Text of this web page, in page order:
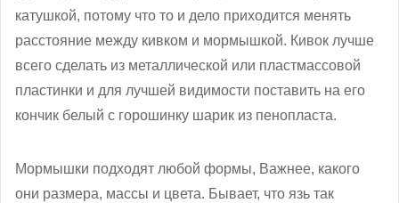
катушкой, потому что то и дело приходится менять
расстояние между кивком и мормышкой. Кивок лучше
всего сделать из металлической или пластмассовой
пластинки и для лучшей видимости поставить на его
кончик белый с горошинку шарик из пенопласта.
Мормышки подходят любой формы, Важнее, какого
они размера, массы и цвета. Бывает, что язь так